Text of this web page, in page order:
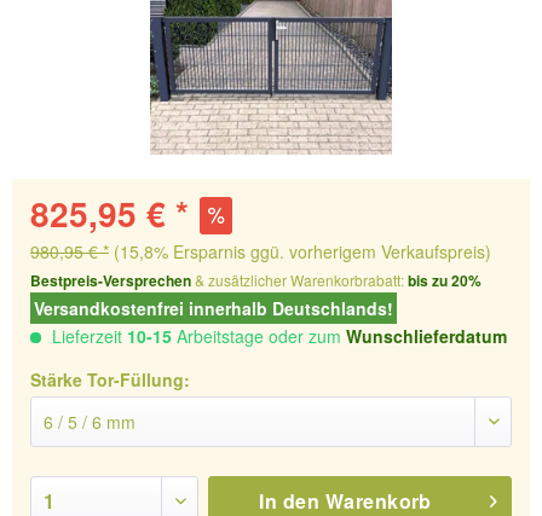
825,95 € *
980,95 € * (15,8% Ersparnis ggü. vorherigem Verkaufspreis)
Bestpreis-Versprechen& zusätzlicher Warenkorbrabatt:bis zu 20%
Versandkostenfrei innerhalb Deutschlands!
Lieferzeit 10-15 Arbeitstage oder zum Wunschlieferdatum
Stärke Tor-Füllung:
In den Warenkorb